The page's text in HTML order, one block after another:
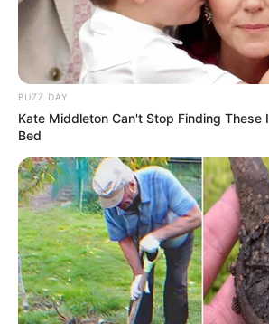
zonën kundërshtare dhe për këtë arsye,
shumë sepse nuk mund të shënonte. Por
të përfunduar, dy lojtarët e vetëm për
Kulla dhe Vukaj, ndërsa nesër do të jetë
kundër Gjermanisë. /Sport Ekspres/
BUZZ DAY
Kate Middleton Can't Stop Finding These
Bed